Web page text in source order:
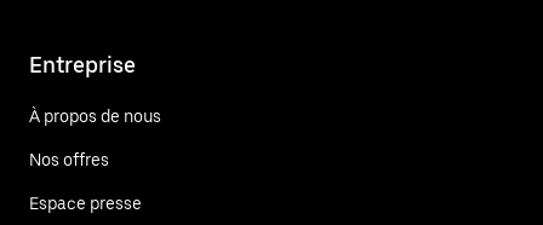
Entreprise
À propos de nous
Nos offres
Espace presse